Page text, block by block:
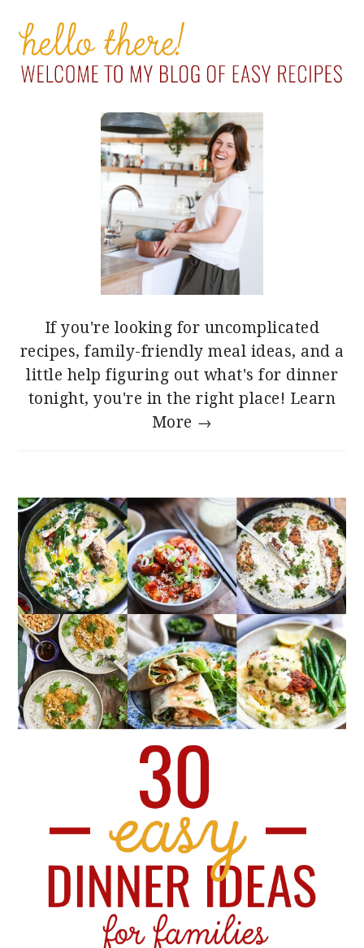
PRIMARY
SIDEBAR
If you're looking for uncomplicated
recipes, family-friendly meal ideas, and a
little help figuring out what's for dinner
tonight, you're in the right place! Learn
More →